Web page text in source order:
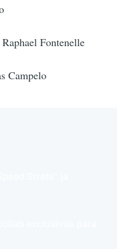
Raphael Fontenelle
Campelo